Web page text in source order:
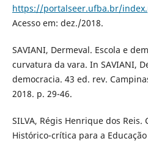
https://portalseer.ufba.br/
Acesso em: dez./2018.
SAVIANI, Dermeval. Escola e
curvatura da vara. In SAVIANI,
democracia. 43 ed. rev.
2018. p. 29-46.
SILVA, Régis Henrique dos
Histórico-crítica para a